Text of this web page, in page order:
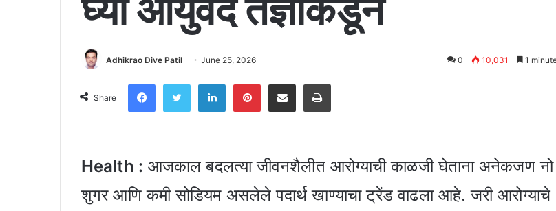
घ्या आयुर्वेद तज्ञांकडून
Adhikrao Dive Patil June 25, 2026 0 10,031 1
Share
Facebook
TwitterLinkedInPinterest
Share via EmailPrint
Health : आजकाल बदलत्या जीवनशैलीत आरोग्याची काळजी घेताना अनेकजण नो
शुगर आणि कमी सोडियम असलेले पदार्थ खाण्याचा ट्रेंड वाढला आहे. जरी आरोग्याचे